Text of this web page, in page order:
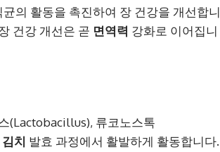
의 활동을 촉진하여 장 건강을 개선합니
건강 개선은 곧 면역력 강화로 이어집니
(Lactobacillus), 류코노스톡
김치 발효 과정에서 활발하게 활동합니다.